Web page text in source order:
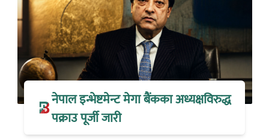
नेपाल इन्भेष्टमेन्ट मेगा बैंकका अध्यक्षविरुद्ध
पक्राउ पूर्जी जारी